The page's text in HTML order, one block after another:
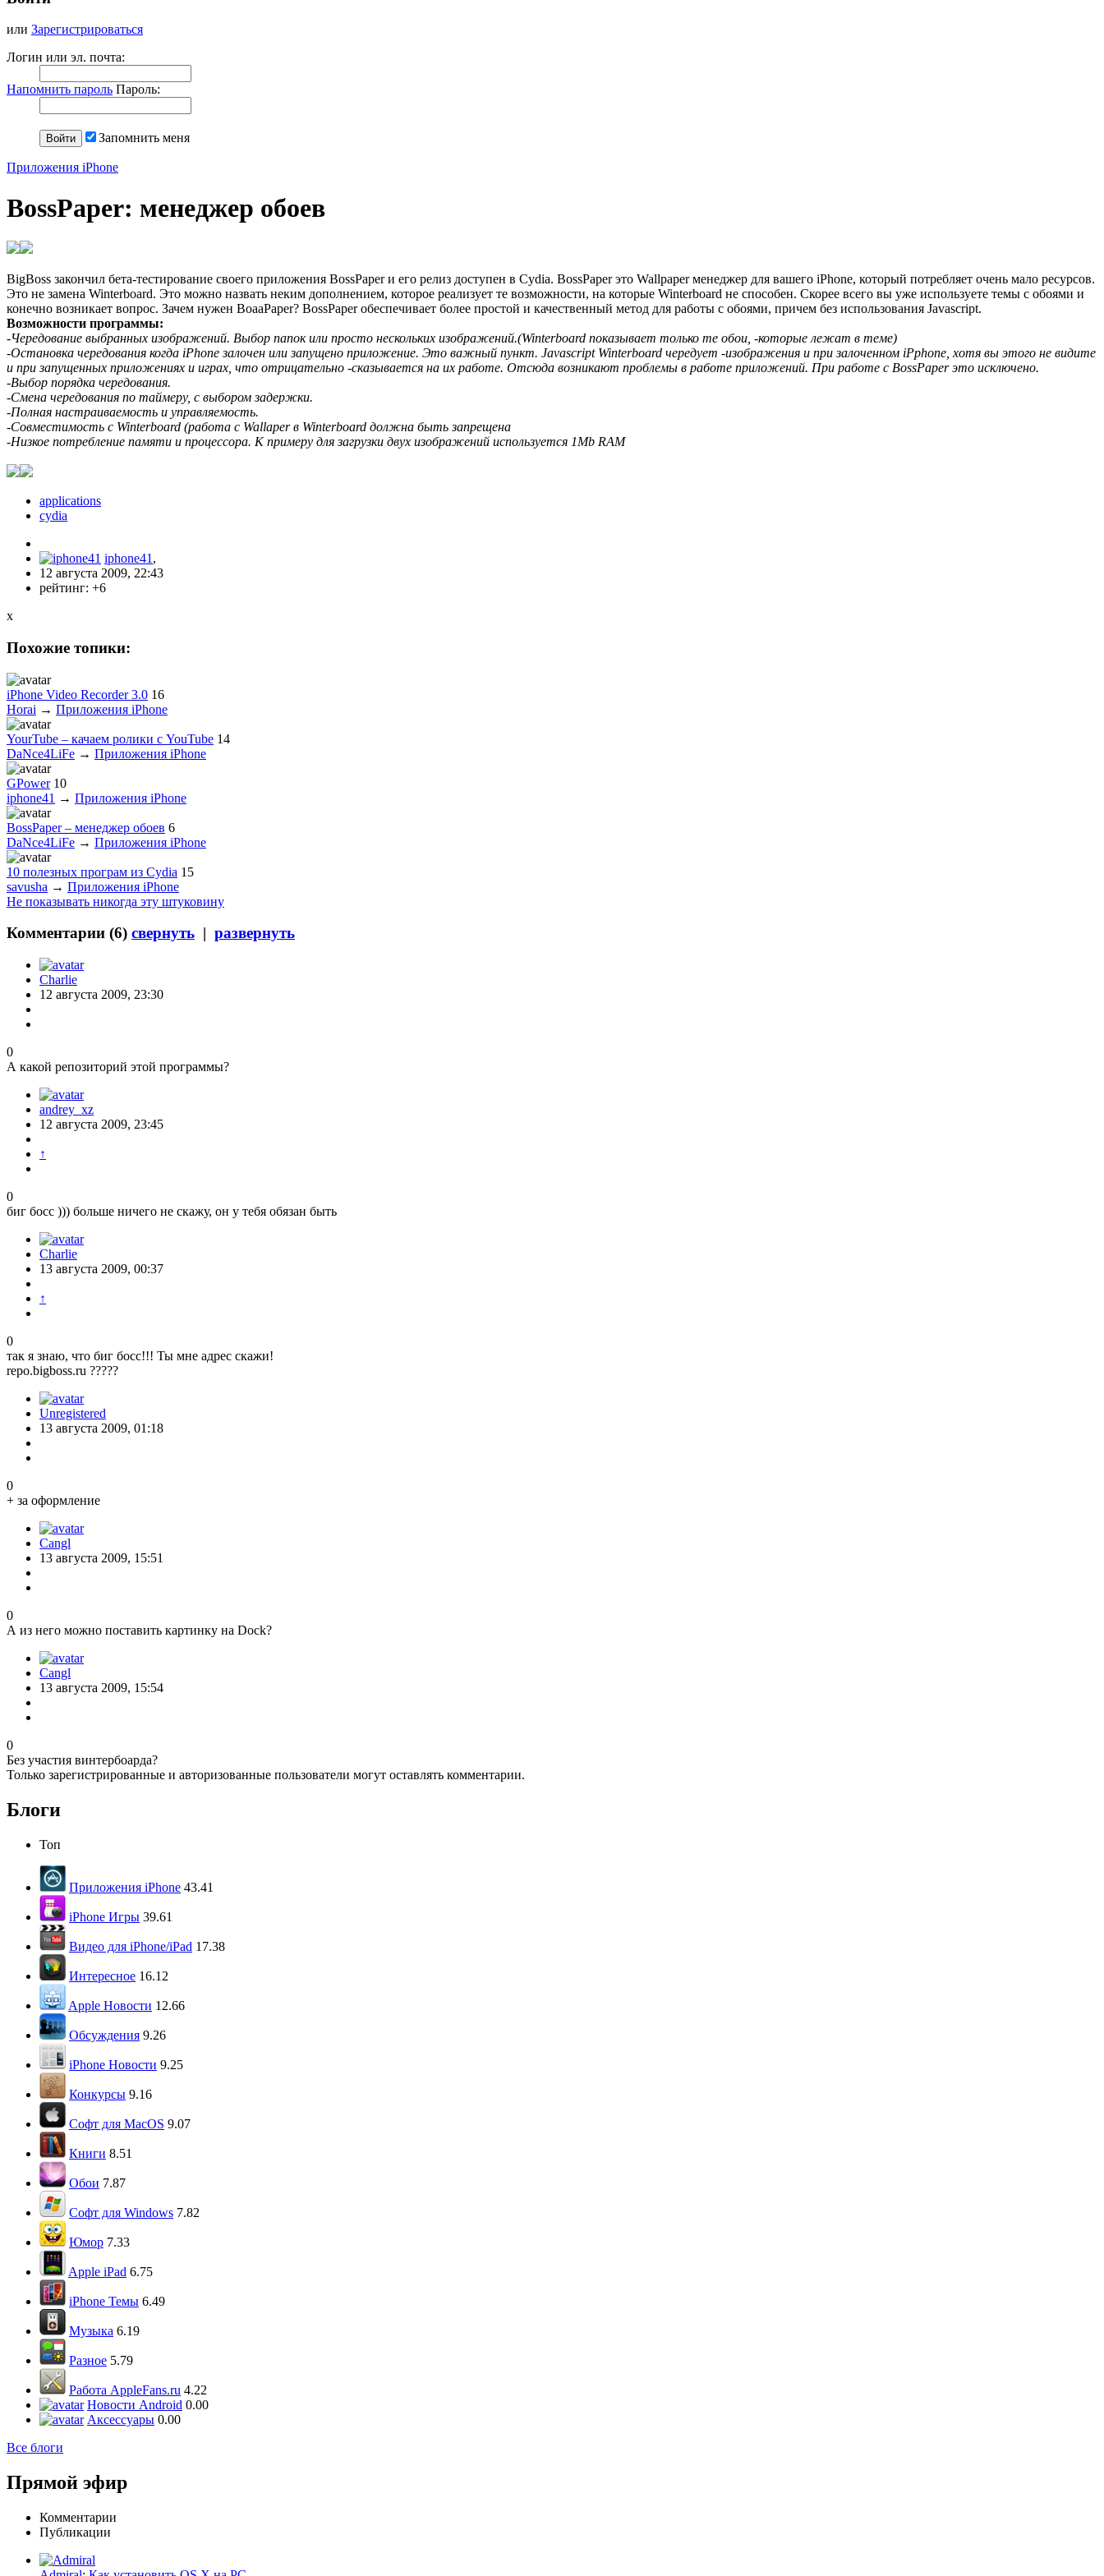
или Зарегистрироваться
Логин или эл. почта:
Напомнить пароль Пароль:
Запомнить меня
Приложения iPhone
BossPaper: менеджер обоев
BigBoss закончил бета-тестирование своего приложения BossPaper и его релиз доступен в Cydia. BossPaper это Wallpaper менеджер для вашего iPhone, который потребляет очень мало ресурсов.
Это не замена Winterboard. Это можно назвать неким дополнением, которое реализует те возможности, на которые Winterboard не способен. Скорее всего вы уже используете темы с обоями и
конечно возникает вопрос. Зачем нужен BoaaPaper? BossPaper обеспечивает более простой и качественный метод для работы с обоями, причем без использования Javascript.
Возможности программы:
-Чередование выбранных изображений. Выбор папок или просто нескольких изображений.(Winterboard показывает только те обои, -которые лежат в теме)
-Остановка чередования когда iPhone залочен или запущено приложение. Это важный пункт. Javascript Winterboard чередует -изображения и при залоченном iPphone, хотя вы этого не видите
и при запущенных приложениях и играх, что отрицательно -сказывается на их работе. Отсюда возникают проблемы в работе приложений. При работе с BossPaper это исключено.
-Выбор порядка чередования.
-Смена чередования по таймеру, с выбором задержки.
-Полная настраиваемость и управляемость.
-Совместимость с Winterboard (работа с Wallaper в Winterboard должна быть запрещена
-Низкое потребление памяти и процессора. К примеру для загрузки двух изображений используется 1Mb RAM
applications
cydia
iphone41 ,
12 августа 2009, 22:43
рейтинг: +6
x
Похожие топики:
iPhone Video Recorder 3.0 16
Horai → Приложения iPhone
YourTube – качаем ролики с YouTube 14
DaNce4LiFe → Приложения iPhone
GPower 10
iphone41 → Приложения iPhone
BossPaper – менеджер обоев 6
DaNce4LiFe → Приложения iPhone
10 полезных програм из Сydia 15
savusha → Приложения iPhone
Не показывать никогда эту штуковину
Комментарии (6) свернуть | развернуть
Charlie
12 августа 2009, 23:30
0
А какой репозиторий этой программы?
andrey_xz
12 августа 2009, 23:45
↑
0
биг босс ))) больше ничего не скажу, он у тебя обязан быть
Charlie
13 августа 2009, 00:37
↑
0
так я знаю, что биг босс!!! Ты мне адрес скажи!
repo.bigboss.ru ?????
Unregistered
13 августа 2009, 01:18
0
+ за оформление
Cangl
13 августа 2009, 15:51
0
А из него можно поставить картинку на Dock?
Cangl
13 августа 2009, 15:54
0
Без участия винтербоарда?
Только зарегистрированные и авторизованные пользователи могут оставлять комментарии.
Блоги
Топ
Приложения iPhone 43.41
iPhone Игры 39.61
Видео для iPhone/iPad 17.38
Интересное 16.12
Apple Новости 12.66
Обсуждения 9.26
iPhone Новости 9.25
Конкурсы 9.16
Софт для MacOS 9.07
Книги 8.51
Обои 7.87
Софт для Windows 7.82
Юмор 7.33
Apple iPad 6.75
iPhone Темы 6.49
Музыка 6.19
Разное 5.79
Работа AppleFans.ru 4.22
Новости Android 0.00
Аксессуары 0.00
Все блоги
Прямой эфир
Комментарии
Публикации